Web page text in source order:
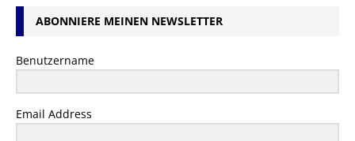
ABONNIERE MEINEN NEWSLETTER
Benutzername
Email Address